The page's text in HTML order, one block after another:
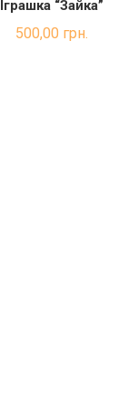
ДОДАТИ В КОШИК
Іграшка “Зайка”
500,00 грн.